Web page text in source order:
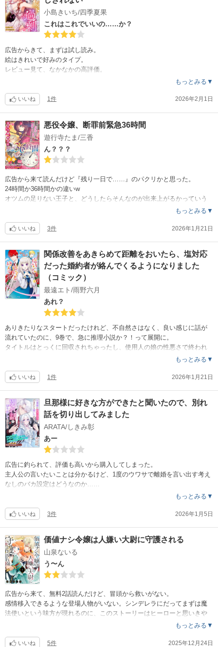
主人公がいつでもポニーテールじゃなくて、ドレス(正装)の時は下ろして
た方が良かったなとか。そのくらいかな。
小島きいち/四季夏果
これはこれでいいの……か？
広告からきて、まずは試し読み。
絵はきれいで好みのタイプ。
レビュー見て、なかなかの高評価。
そうね。単話ならこんなものね。
気になった事といえば、ジャンルがジャンルだからだけど、王子ともあ
ろう人が、婚約者とはいえ婚姻前にシちゃって大丈夫？！ヒロイン側も
何の迷いもなしに受け入れてるけど、性に奔放な世界観なのかしら。
……短編にそこまで求めちゃいけないんだろうけどwww
もっとみる▼
いいね 1件 2026年2月1日
悪役令嬢、断罪前緊急36時間
遊行寺たま/三香
ん？？？
広告から来て読んだけど『残り一日で……』のパクリかと思った。
24時間か36時間かの違いw
オツムの足りない王子と、どうしたらそんなのが出来上がるかっていう
王妃は、平民になった……はいいけど、見て見ぬふりしてた王は？！王
『残り一日で……』を知ってるから、この作品の設定の浅さが……
もっとみる▼
いいね 3件 2026年1月21日
関係改善をあきらめて距離をおいたら、塩対応
だった婚約者が絡んでくるようになりました
（コミック）
最遠エト/雨野六月
あれ？
ありきたりなスタートだったけれど、不自然さはなく、良い感じに話が
流れていたのに、9巻で、急に推理小説か？！って展開に。
タイトルはとっくに回収されちゃったし、使用人の娘の性悪さで終われ
ば良かったのに、コナンくんよろしく名推理が始まって、どうした？！
えようかな。
もっとみる▼
いいね 1件 2026年1月21日
旦那様に好きな方ができたと聞いたので、別れ
話を切り出してみました
ARATA/しきみ彰
あー
広告に釣られて、評価も高いから購入してしまった。
主人公の言いたいことは分かるけど、1度のウワサで離婚を言い出す考え
なしのバカ設定はどうなのか……
自分は相応しくない。旦那様には幸せになって欲しいと、そこまで考え
を感じられない。ただ直感だけで行動する、暴走娘？！
もっとみる▼
いいね 3件 2026年1月5日
価値ナシ令嬢は人嫌い大尉に守護される
山泉ないる
う〜ん
広告から来て、無料2話読んだけど、冒頭から救いがない。
感情移入できるような登場人物がいない。シンデレラにだってまずは魔
法使いという味方が現れるのに、このストーリーはヒーローと思いきや
もっとみる▼
いいね 5件 2025年12月24日